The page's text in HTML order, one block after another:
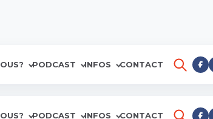
PODCAST INFOS CONTACT
PODCAST INFOS CONTACT